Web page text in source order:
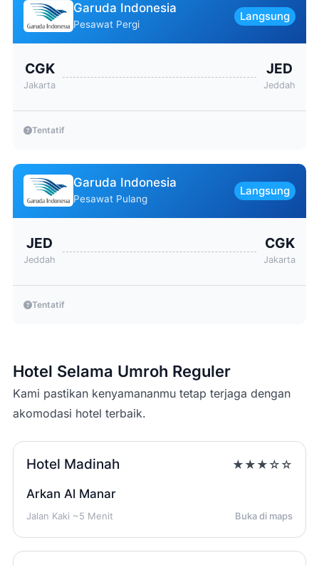
Garuda Indonesia
Pesawat Pergi
Langsung
CGK
Jakarta
JED
Jeddah
Tentatif
Garuda Indonesia
Pesawat Pulang
Langsung
JED
Jeddah
CGK
Jakarta
Tentatif
Hotel Selama Umroh Reguler
Kami pastikan kenyamananmu tetap terjaga dengan
akomodasi hotel terbaik.
Hotel Madinah ★★★☆☆
Arkan Al Manar
Jalan Kaki ~5 Menit Buka di maps